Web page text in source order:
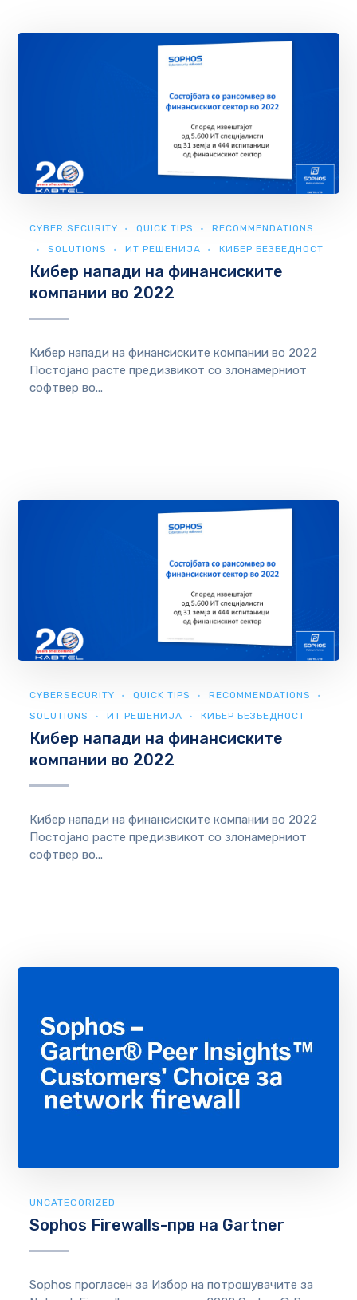
CYBER SECURITY QUICK TIPS
RECOMMENDATIONS
SOLUTIONS
ИТ РЕШЕНИЈА КИБЕР БЕЗБЕДНОСТ
Кибер напади на финансиските
компании во 2022
Кибер напади на финансиските компании во 2022
Постојано расте предизвикот со злонамерниот
софтвер во...
CYBERSECURITY QUICK TIPS
RECOMMENDATIONS
SOLUTIONS
ИТ РЕШЕНИЈА КИБЕР БЕЗБЕДНОСТ
Кибер напади на финансиските
компании во 2022
Кибер напади на финансиските компании во 2022
Постојано расте предизвикот со злонамерниот
софтвер во...
UNCATEGORIZED
Sophos Firewalls-прв на Gartner
Sophos прогласен за Избор на потрошувачите за